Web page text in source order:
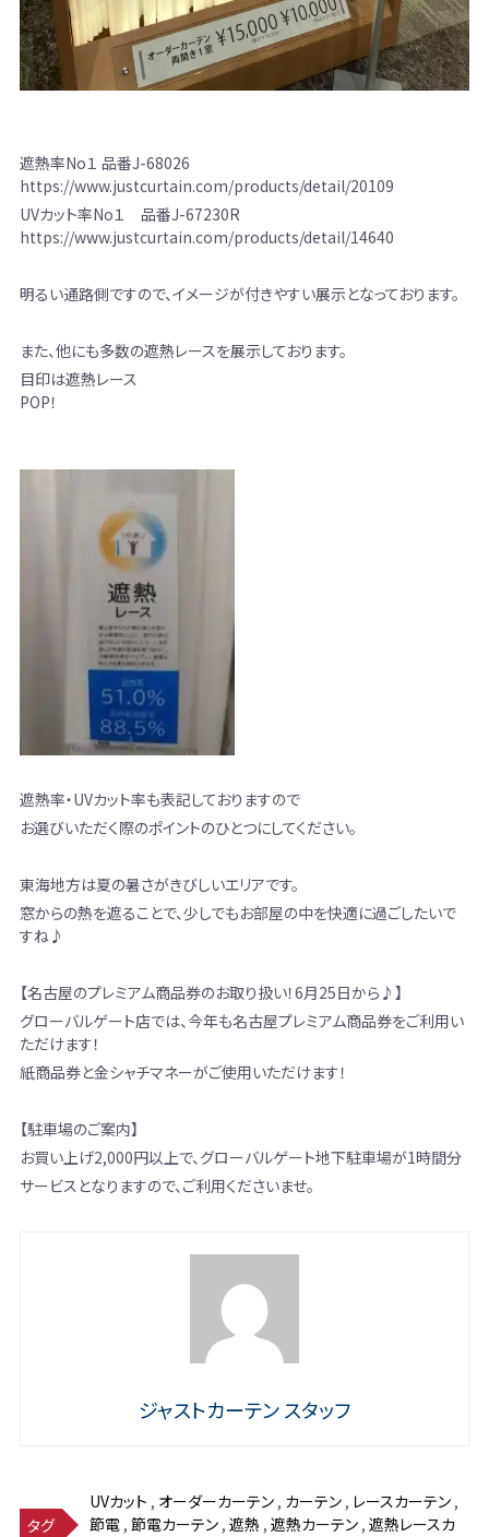
遮熱率No１ 品番J-68026
https://www.justcurtain.com/products/detail/20109
UVカット率No１ 品番J-67230R
https://www.justcurtain.com/products/detail/14640
明るい通路側ですので、イメージが付きやすい展示となっております。
また、他にも多数の遮熱レースを展示しております。
目印は遮熱レース
POP！
遮熱率・UVカット率も表記しておりますので
お選びいただく際のポイントのひとつにしてください。
東海地方は夏の暑さがきびしいエリアです。
窓からの熱を遮ることで、少しでもお部屋の中を快適に過ごしたいで
すね♪
【名古屋のプレミアム商品券のお取り扱い！6月25日から♪】
グローバルゲート店では、今年も名古屋プレミアム商品券をご利用い
ただけます！
紙商品券と金シャチマネーがご使用いただけます！
【駐車場のご案内】
お買い上げ2,000円以上で、グローバルゲート地下駐車場が1時間分
サービスとなりますので、ご利用くださいませ。
ジャストカーテン スタッフ
タグ
UVカット , オーダーカーテン, カーテン, レースカーテン,
節電, 節電カーテン, 遮熱 , 遮熱カーテン, 遮熱レースカ